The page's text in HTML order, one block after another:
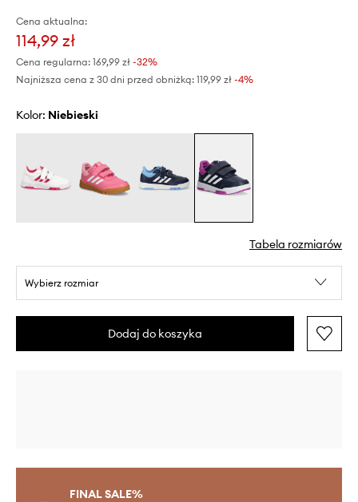
Cena aktualna:
114,99 zł
Cena regularna: 169,99 zł -32%
Najniższa cena z 30 dni przed obniżką: 119,99 zł -4%
Kolor: niebieski
Tabela rozmiarów
Wybierz rozmiar
Dodaj do koszyka
FINAL SALE%